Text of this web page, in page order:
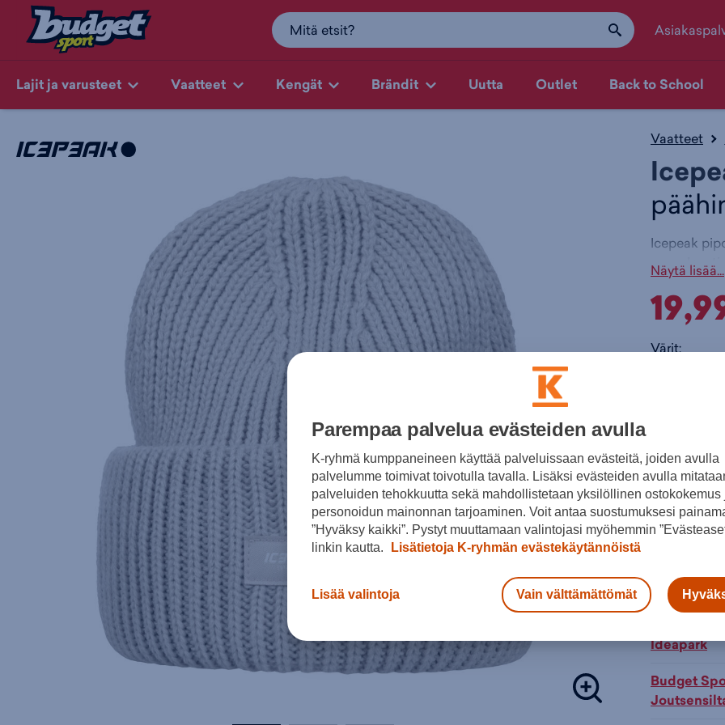
Lajit ja varusteet Vaatteet Kengät Brändit Uutta Outlet Back to School
Vaatteet
Icepeak
Vaatteet
,
Väri: Beige(
Näytä lisää...
Värit:
Tarkista
Budget
Ideapark
Budget
Parempaa palvelua evästeiden avulla
K-ryhmä kumppaneineen käyttää palveluissaan evästeitä, joiden avulla
palvelumme toimivat toivotulla tavalla. Lisäksi evästeiden avulla
palveluiden tehokkuutta sekä mahdollistetaan yksilöllinen ostokokemus
personoidun mainonnan tarjoaminen. Voit antaa suostumuksesi
”Hyväksy kaikki”. Pystyt muuttamaan valintojasi myöhemmin
linkin kautta.
Lisätietoja K-ryhmän evästekäytännöistä
Lisää valintoja Vain välttämättömät